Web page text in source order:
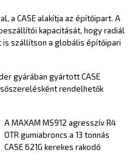
a CASE alakítja az építőipart. A
kapacitását, hogy radiál
is szállítson a globális építőipari
gyárában gyártott CASE
rendelhetők
A MAXAM MS912 agresszív R4
OTR gumiabroncs a 13 tonnás
CASE 621G kerekes rakodó